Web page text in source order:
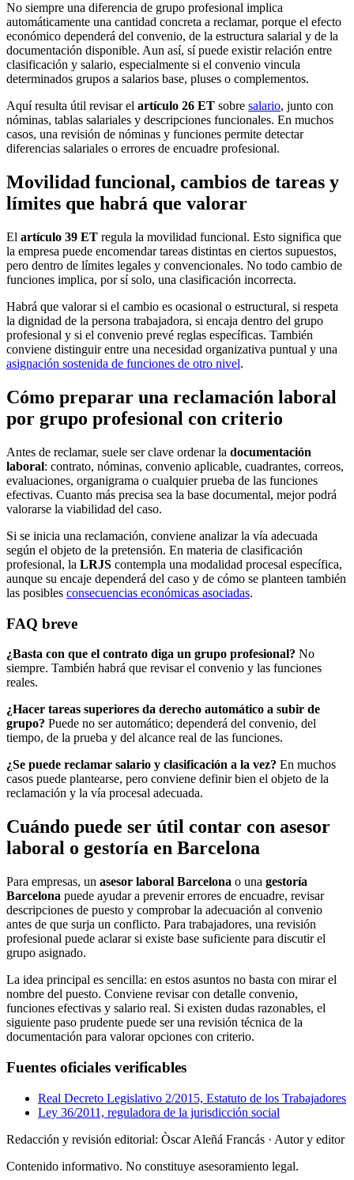
No siempre una diferencia de grupo profesional implica
automáticamente una cantidad concreta a reclamar, porque el efecto
económico dependerá del convenio, de la estructura salarial y de la
documentación disponible. Aun así, sí puede existir relación entre
clasificación y salario, especialmente si el convenio vincula
determinados grupos a salarios base, pluses o complementos.
Aquí resulta útil revisar el artículo 26 ET sobre salario, junto con
nóminas, tablas salariales y descripciones funcionales. En muchos
casos, una revisión de nóminas y funciones permite detectar
diferencias salariales o errores de encuadre profesional.
Movilidad funcional, cambios de tareas y
límites que habrá que valorar
El artículo 39 ET regula la movilidad funcional. Esto significa que
la empresa puede encomendar tareas distintas en ciertos supuestos,
pero dentro de límites legales y convencionales. No todo cambio de
funciones implica, por sí solo, una clasificación incorrecta.
Habrá que valorar si el cambio es ocasional o estructural, si respeta
la dignidad de la persona trabajadora, si encaja dentro del grupo
profesional y si el convenio prevé reglas específicas. También
conviene distinguir entre una necesidad organizativa puntual y una
asignación sostenida de funciones de otro nivel.
Cómo preparar una reclamación laboral
por grupo profesional con criterio
Antes de reclamar, suele ser clave ordenar la documentación
laboral: contrato, nóminas, convenio aplicable, cuadrantes, correos,
evaluaciones, organigrama o cualquier prueba de las funciones
efectivas. Cuanto más precisa sea la base documental, mejor podrá
valorarse la viabilidad del caso.
Si se inicia una reclamación, conviene analizar la vía adecuada
según el objeto de la pretensión. En materia de clasificación
profesional, la LRJS contempla una modalidad procesal específica,
aunque su encaje dependerá del caso y de cómo se planteen también
las posibles consecuencias económicas asociadas.
FAQ breve
¿Basta con que el contrato diga un grupo profesional? No
siempre. También habrá que revisar el convenio y las funciones
reales.
¿Hacer tareas superiores da derecho automático a subir de
grupo? Puede no ser automático; dependerá del convenio, del
tiempo, de la prueba y del alcance real de las funciones.
¿Se puede reclamar salario y clasificación a la vez? En muchos
casos puede plantearse, pero conviene definir bien el objeto de la
reclamación y la vía procesal adecuada.
Cuándo puede ser útil contar con asesor
laboral o gestoría en Barcelona
Para empresas, un asesor laboral Barcelona o una gestoría
Barcelona puede ayudar a prevenir errores de encuadre, revisar
descripciones de puesto y comprobar la adecuación al convenio
antes de que surja un conflicto. Para trabajadores, una revisión
profesional puede aclarar si existe base suficiente para discutir el
grupo asignado.
La idea principal es sencilla: en estos asuntos no basta con mirar el
nombre del puesto. Conviene revisar con detalle convenio,
funciones efectivas y salario real. Si existen dudas razonables, el
siguiente paso prudente puede ser una revisión técnica de la
documentación para valorar opciones con criterio.
Fuentes oficiales verificables
Real Decreto Legislativo 2/2015, Estatuto de los Trabajadores
Ley 36/2011, reguladora de la jurisdicción social
Redacción y revisión editorial: Òscar Aleñá Francás · Autor y editor
Contenido informativo. No constituye asesoramiento legal.